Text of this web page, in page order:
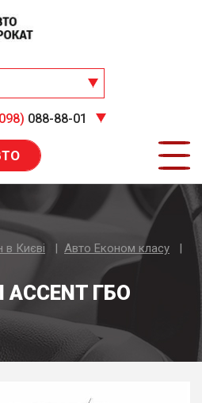
088-88-01
Києві
Авто Економ класу
ACCENT ГБО